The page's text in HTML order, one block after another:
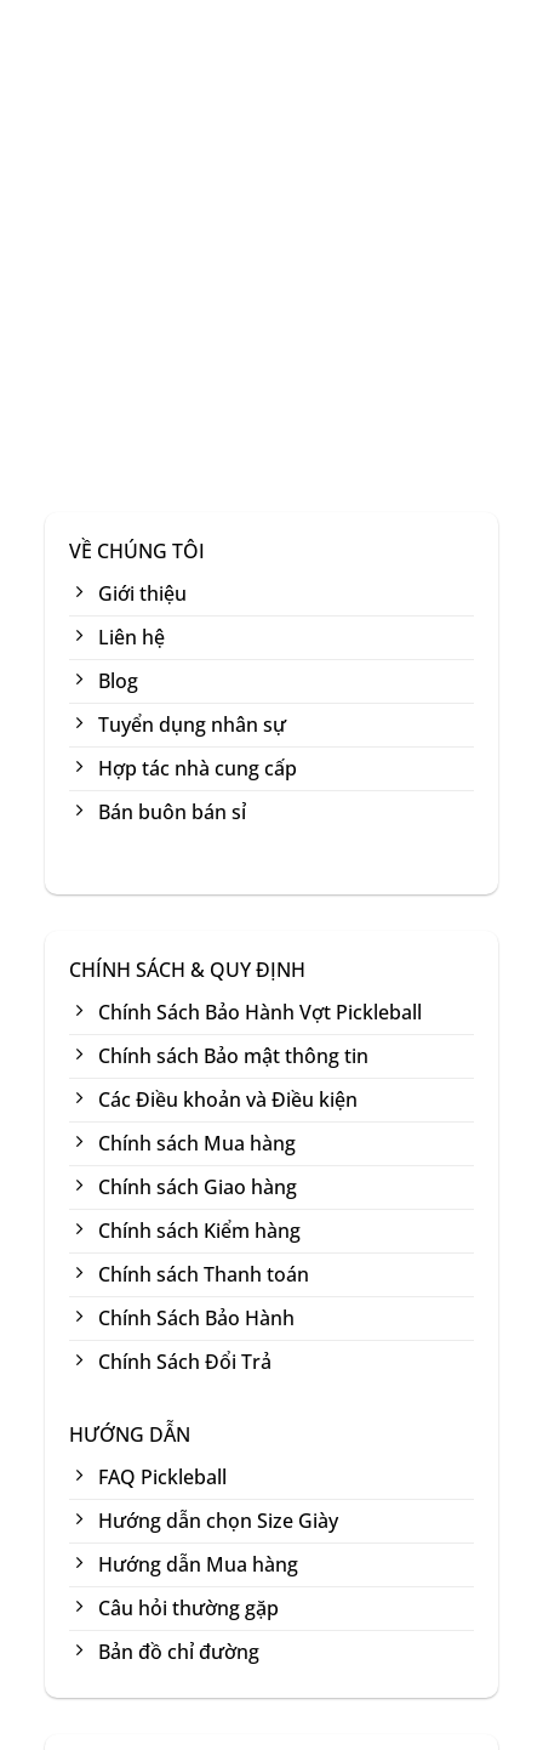
VỀ CHÚNG TÔI
Giới thiệu
Liên hệ
Blog
Tuyển dụng nhân sự
Hợp tác nhà cung cấp
Bán buôn bán sỉ
CHÍNH SÁCH & QUY ĐỊNH
Chính Sách Bảo Hành Vợt Pickleball
Chính sách Bảo mật thông tin
Các Điều khoản và Điều kiện
Chính sách Mua hàng
Chính sách Giao hàng
Chính sách Kiểm hàng
Chính sách Thanh toán
Chính Sách Bảo Hành
Chính Sách Đổi Trả
HƯỚNG DẪN
FAQ Pickleball
Hướng dẫn chọn Size Giày
Hướng dẫn Mua hàng
Câu hỏi thường gặp
Bản đồ chỉ đường